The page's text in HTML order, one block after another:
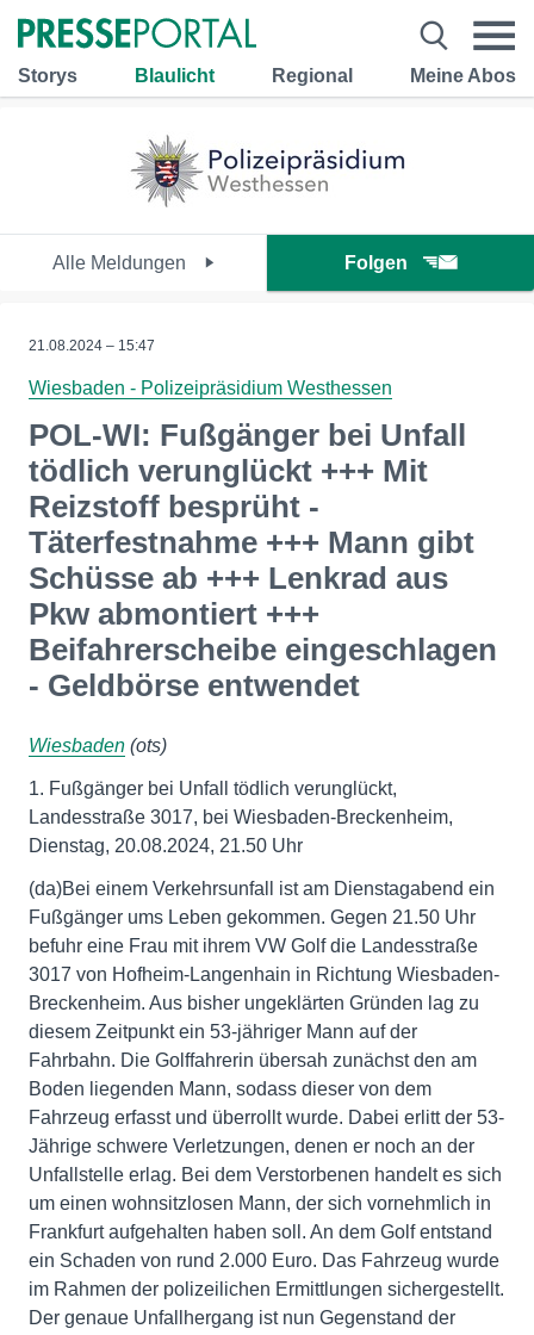
Storys Blaulicht Regional Meine Abos
Alle Meldungen Folgen
21.08.2024 – 15:47
Wiesbaden - Polizeipräsidium Westhessen
POL-WI: Fußgänger bei Unfall
tödlich verunglückt +++ Mit
Reizstoff besprüht -
Täterfestnahme +++ Mann gibt
Schüsse ab +++ Lenkrad aus
Pkw abmontiert +++
Beifahrerscheibe eingeschlagen
- Geldbörse entwendet
Wiesbaden (ots)
1. Fußgänger bei Unfall tödlich verunglückt,
Landesstraße 3017, bei Wiesbaden-Breckenheim,
Dienstag, 20.08.2024, 21.50 Uhr
(da)Bei einem Verkehrsunfall ist am Dienstagabend ein
Fußgänger ums Leben gekommen. Gegen 21.50 Uhr
befuhr eine Frau mit ihrem VW Golf die Landesstraße
3017 von Hofheim-Langenhain in Richtung Wiesbaden-
Breckenheim. Aus bisher ungeklärten Gründen lag zu
diesem Zeitpunkt ein 53-jähriger Mann auf der
Fahrbahn. Die Golffahrerin übersah zunächst den am
Boden liegenden Mann, sodass dieser von dem
Fahrzeug erfasst und überrollt wurde. Dabei erlitt der 53-
Jährige schwere Verletzungen, denen er noch an der
Unfallstelle erlag. Bei dem Verstorbenen handelt es sich
um einen wohnsitzlosen Mann, der sich vornehmlich in
Frankfurt aufgehalten haben soll. An dem Golf entstand
ein Schaden von rund 2.000 Euro. Das Fahrzeug wurde
im Rahmen der polizeilichen Ermittlungen sichergestellt.
Der genaue Unfallhergang ist nun Gegenstand der